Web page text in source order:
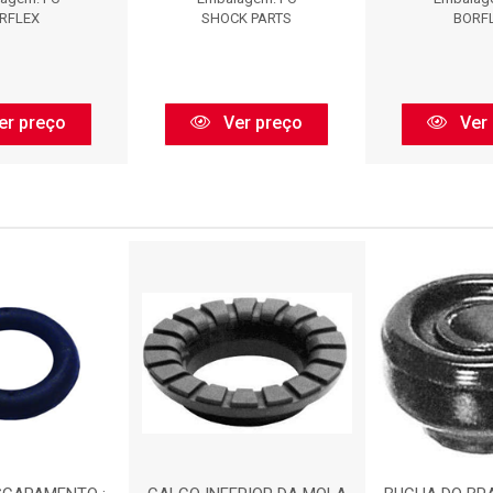
preço
SHOCK PARTS
Ver preço Ver